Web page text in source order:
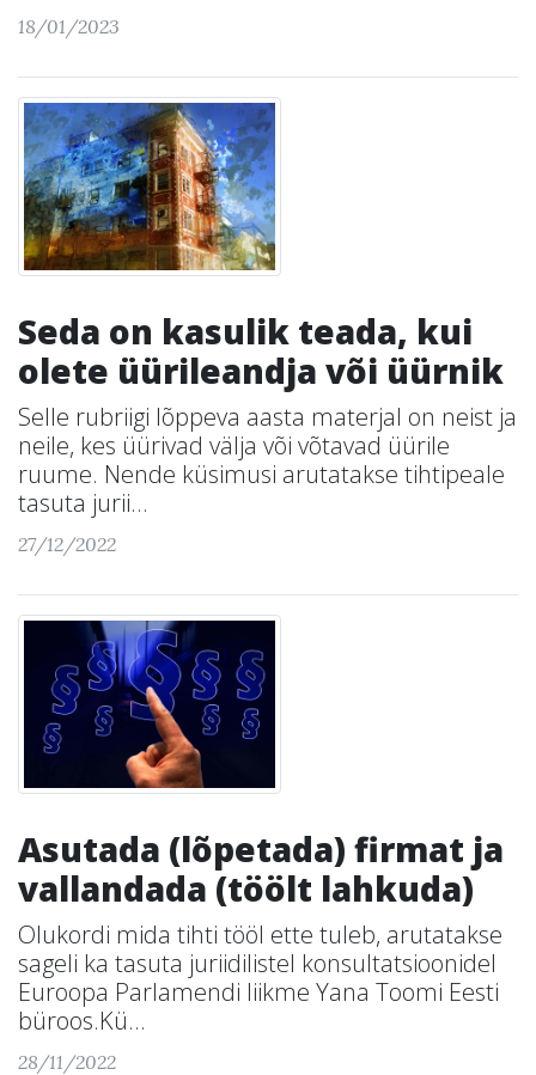
18/01/2023
Seda on kasulik teada, kui
olete üürileandja või üürnik
Selle rubriigi lõppeva aasta materjal on neist ja
neile, kes üürivad välja või võtavad üürile
ruume. Nende küsimusi arutatakse tihtipeale
tasuta jurii...
27/12/2022
Asutada (lõpetada) firmat ja
vallandada (töölt lahkuda)
Olukordi mida tihti tööl ette tuleb, arutatakse
sageli ka tasuta juriidilistel konsultatsioonidel
Euroopa Parlamendi liikme Yana Toomi Eesti
büroos.Kü...
28/11/2022